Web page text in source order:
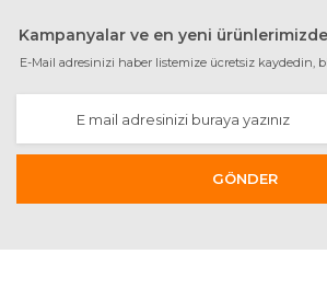
Kampanyalar ve en yeni
E-Mail adresinizi haber listemize ücretsiz kaydedin,
GÖNDER